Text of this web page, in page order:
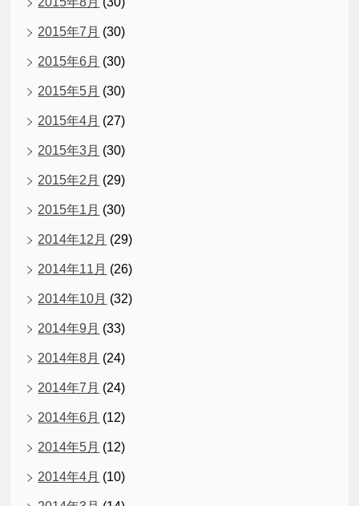
2015年7月 (30)
2015年6月 (30)
2015年5月 (30)
2015年4月 (27)
2015年3月 (30)
2015年2月 (29)
2015年1月 (30)
2014年12月 (29)
2014年11月 (26)
2014年10月 (32)
2014年9月 (33)
2014年8月 (24)
2014年7月 (24)
2014年6月 (12)
2014年5月 (12)
2014年4月 (10)